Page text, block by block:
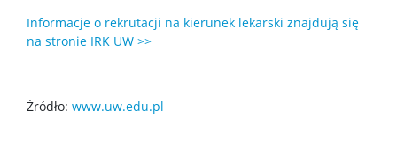
Exhibition „Chemistry is all around”
Informacje o rekrutacji na kierunek lekarski znajdują się
na stronie IRK UW >>
Źródło: www.uw.edu.pl